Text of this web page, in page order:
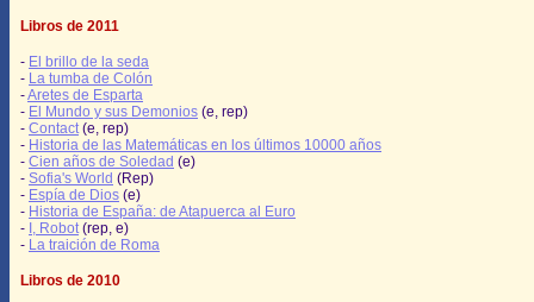
Libros de 2011
- El brillo de la seda
- La tumba de Colón
-Aretes de Esparta
- El Mundo y sus Demonios (e, rep)
- Contact (e, rep)
- Historia de las Matemáticas en los últimos 10000 años
- Cien años de Soledad (e)
- Sofia's World (Rep)
- Espía de Dios (e)
- Historia de España: de Atapuerca al Euro
- I, Robot (rep, e)
- La traición de Roma
Libros de 2010